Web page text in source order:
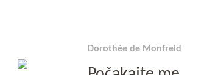
Dorothée de Monfreid